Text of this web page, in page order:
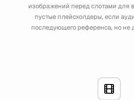
изображений перед слотами для
пустые плейсхолдеры, если
последующего референса, но не